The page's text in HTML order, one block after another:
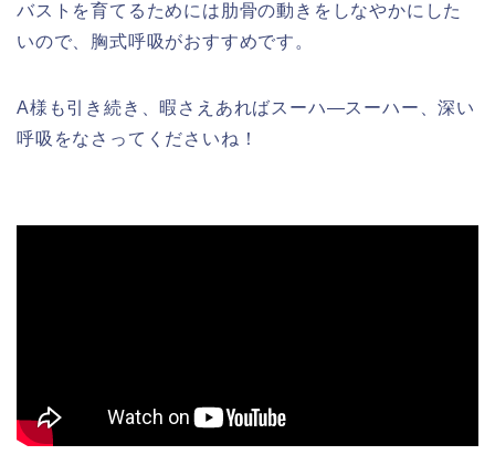
バストを育てるためには肋骨の動きをしなやかにした
いので、胸式呼吸がおすすめです。
A様も引き続き、暇さえあればスーハ―スーハー、深い
呼吸をなさってくださいね！